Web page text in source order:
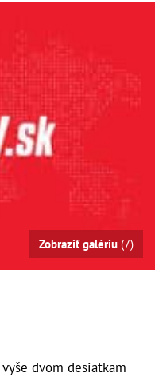
Zobraziť galériu (7)
dvom desiatkam